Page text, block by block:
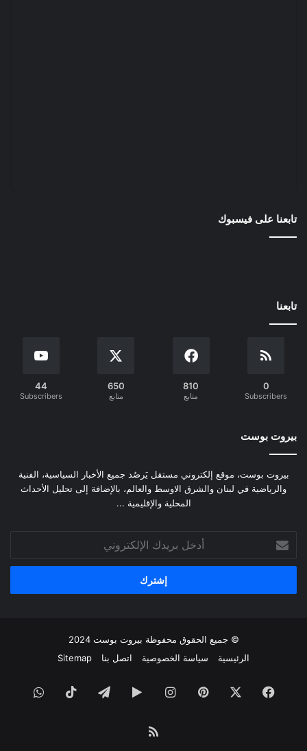
تابعنا على فيسبوك
تابعنا
0
Subscribers
810
متابع
650
متابع
44
Subscribers
بيروت بوست
بيروت بوست، موقع إلكتروني مستقل يَرصُد جميع الأخبار السياسية، الفنية
والرياضية في لبنان والشرق الاوسط والعالم، بالإضافة إلى تحليل الأحداث
المحلية والإقليمية ...
بريدك
الإلكتروني
© جميع الحقوق محفوظة بيروت بوست 2024
الرئيسية
سياسة الخصوصية اتصل بنا Sitemap
فيسبوك بينتيريستانستقرام‏Googleتيلقرام ‫TikTok
ملخص